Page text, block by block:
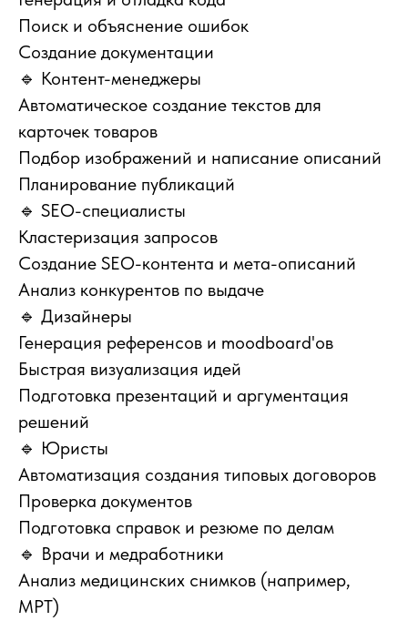
Поиск и объяснение ошибок
Создание документации
🔹 Контент-менеджеры
Автоматическое создание текстов для
карточек товаров
Подбор изображений и написание описаний
Планирование публикаций
🔹 SEO-специалисты
Кластеризация запросов
Создание SEO-контента и мета-описаний
Анализ конкурентов по выдаче
🔹 Дизайнеры
Генерация референсов и moodboard'ов
Быстрая визуализация идей
Подготовка презентаций и аргументация
решений
🔹 Юристы
Автоматизация создания типовых договоров
Проверка документов
Подготовка справок и резюме по делам
🔹 Врачи и медработники
Анализ медицинских снимков (например,
МРТ)